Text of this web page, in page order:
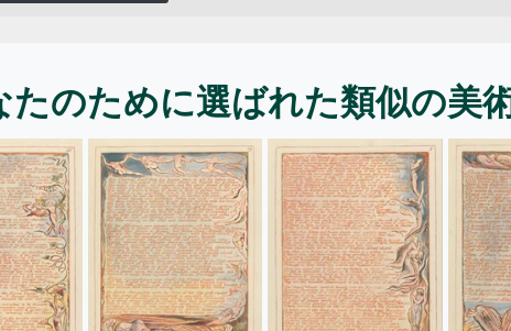
たのために選ばれた類似の美